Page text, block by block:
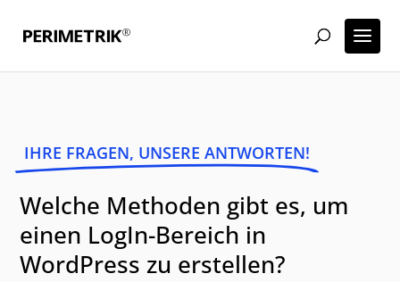
IHRE FRAGEN, UNSERE ANTWORTEN!
Welche Methoden gibt es, um
einen LogIn-Bereich in
WordPress zu erstellen?